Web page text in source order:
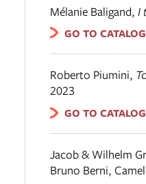
Mélanie Baligand, I
GO TO
Roberto Piumini,
2023
GO TO
Jacob & Wilhelm
Bruno Berni,